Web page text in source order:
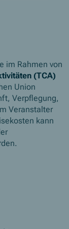
im Rahmen von
(TCA)
Union
Verpflegung,
Veranstalter
kann